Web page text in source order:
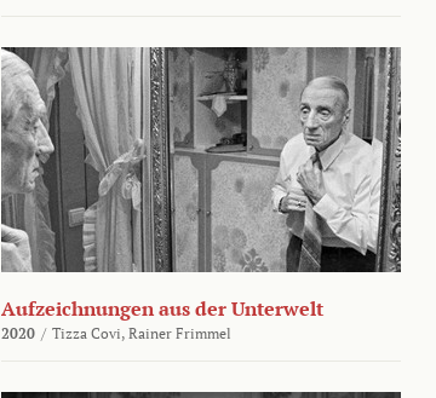
Aufzeichnungen aus der Unterwelt
2020 / Tizza Covi, Rainer Frimmel